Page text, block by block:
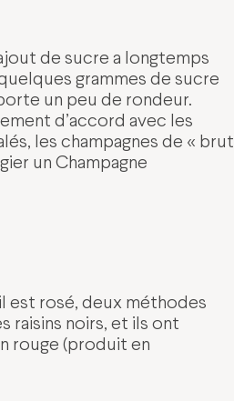
de sucre a longtemps
grammes de sucre
un peu de rondeur.
d’accord avec les
les champagnes de « brut
un Champagne
est rosé, deux méthodes
raisins noirs, et ils ont
rouge (produit en